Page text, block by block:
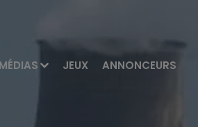
MÉDIAS JEUX ANNONCEURS